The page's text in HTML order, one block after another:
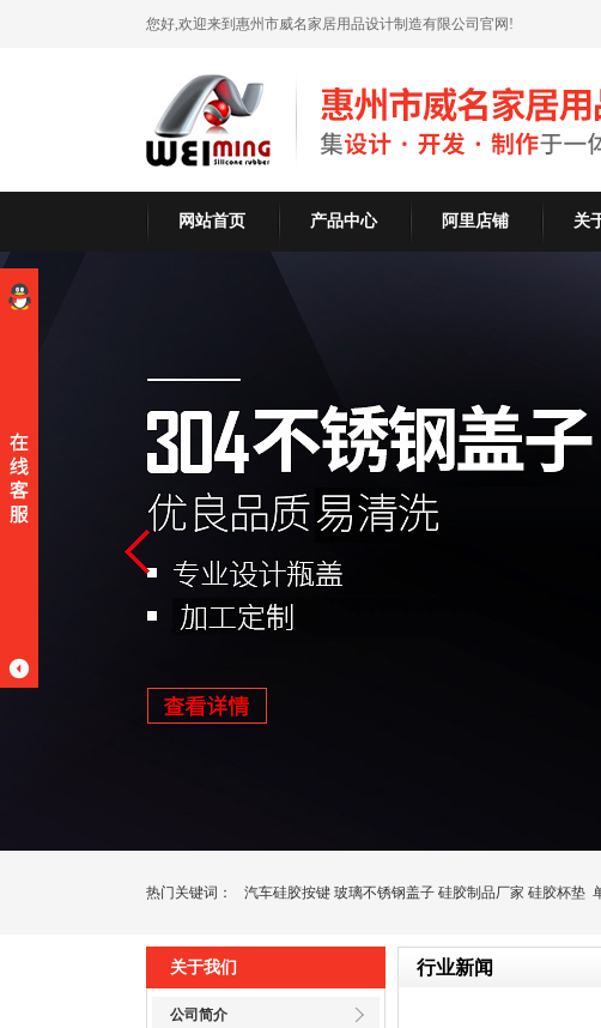
您好,欢迎来到惠州市威名家居用品设计制造有限公司官网!
网站首页 产品中心 阿里店铺 关
热门关键词： 汽车硅胶按键 玻璃不锈钢盖子 硅胶制品厂家 硅胶杯垫
关于我们
公司简介
行业新闻